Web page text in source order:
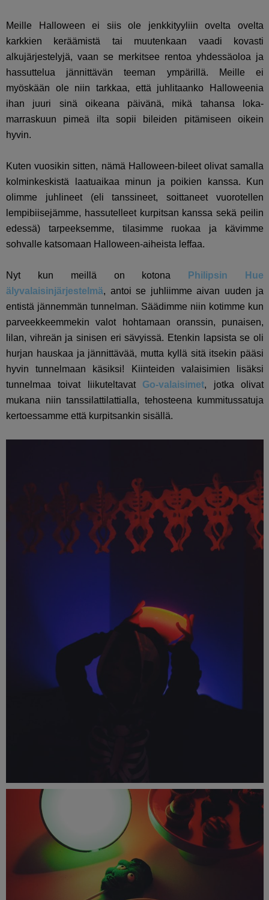
Meille Halloween ei siis ole jenkkityyliin ovelta ovelta
karkkien keräämistä tai muutenkaan vaadi kovasti
alkujärjestelyjä, vaan se merkitsee rentoa yhdessäoloa ja
hassuttelua jännittävän teeman ympärillä. Meille ei
myöskään ole niin tarkkaa, että juhlitaanko Halloweenia
ihan juuri sinä oikeana päivänä, mikä tahansa loka-
marraskuun pimeä ilta sopii bileiden pitämiseen oikein
hyvin.
Kuten vuosikin sitten, nämä Halloween-bileet olivat samalla
kolminkeskistä laatuaikaa minun ja poikien kanssa. Kun
olimme juhlineet (eli tanssineet, soittaneet vuorotellen
lempibiisejämme, hassutelleet kurpitsan kanssa sekä peilin
edessä) tarpeeksemme, tilasimme ruokaa ja kävimme
sohvalle katsomaan Halloween-aiheista leffaa.
Nyt kun meillä on kotona
Philipsin Hue
älyvalaisinjärjestelmä, antoi se juhliimme aivan uuden ja
entistä jännemmän tunnelman. Säädimme niin kotimme kun
parveekkeemmekin valot hohtamaan oranssin, punaisen,
lilan, vihreän ja sinisen eri sävyissä. Etenkin lapsista se oli
hurjan hauskaa ja jännittävää, mutta kyllä sitä itsekin pääsi
hyvin tunnelmaan käsiksi! Kiinteiden valaisimien lisäksi
tunnelmaa toivat liikuteltavat Go-valaisimet, jotka olivat
mukana niin tanssilattilattialla, tehosteena kummitussatuja
kertoessamme että kurpitsankin sisällä.